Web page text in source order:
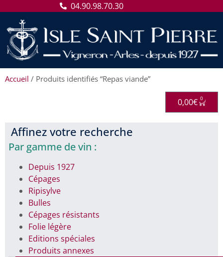
04.90.98.70.30
Accueil / Produits identifiés “Repas viande”
0,00€ 0
Affinez votre recherche
Par gamme de vin :
Depuis 1927
Cépages
Ripisylve
Bulles
Cépages résistants
Folie légère
Editions spéciales
Produits annexes